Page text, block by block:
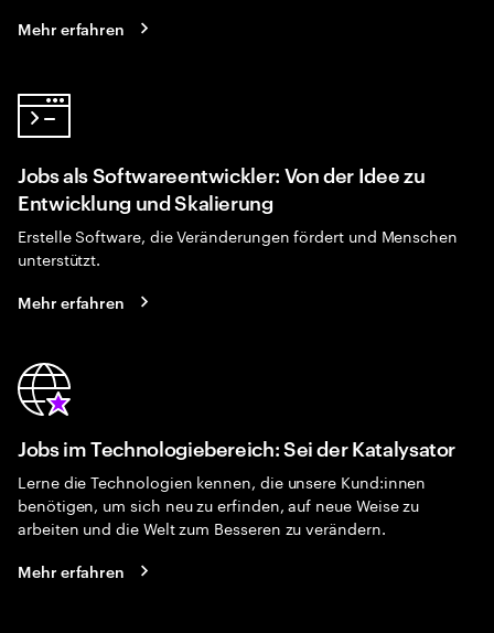
Mehr erfahren
Jobs als Softwareentwickler: Von der Idee zu
Entwicklung und Skalierung
Erstelle Software, die Veränderungen fördert und Menschen
unterstützt.
Mehr erfahren
Jobs im Technologiebereich: Sei der Katalysator
Lerne die Technologien kennen, die unsere Kund:innen
benötigen, um sich neu zu erfinden, auf neue Weise zu
arbeiten und die Welt zum Besseren zu verändern.
Mehr erfahren